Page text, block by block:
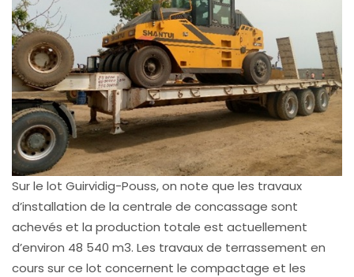
Sur le lot Guirvidig-Pouss, on note que les travaux
d’installation de la centrale de concassage sont
achevés et la production totale est actuellement
d’environ 48 540 m3. Les travaux de terrassement en
cours sur ce lot concernent le compactage et les